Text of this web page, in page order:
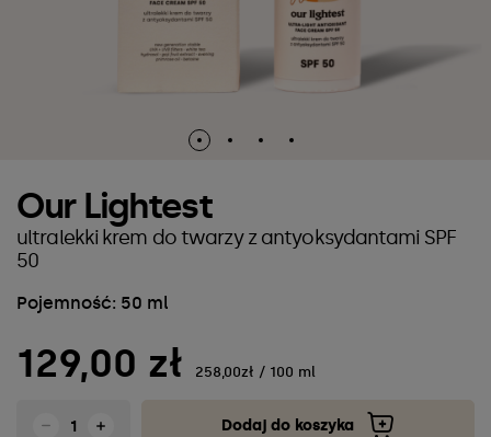
Our Lightest
ultralekki krem do twarzy z antyoksydantami SPF
50
Pojemność: 50 ml
129,00 zł 258,00zł / 100 ml
Dodaj do koszyka